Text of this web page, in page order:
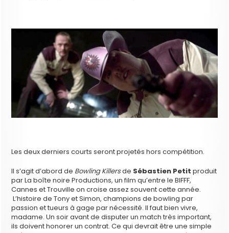
Les deux derniers courts seront projetés hors compétition.
Il s’agit d’abord de Bowling Killersde Sébastien Petit produit
par La boîte noire Productions, un film qu’entre le BIFFF,
Cannes et Trouville on croise assez souvent cette année.
L’histoire de Tony et Simon, champions de bowling par
passion et tueurs à gage par nécessité. Il faut bien vivre,
madame. Un soir avant de disputer un match très important,
ils doivent honorer un contrat. Ce qui devrait être une simple